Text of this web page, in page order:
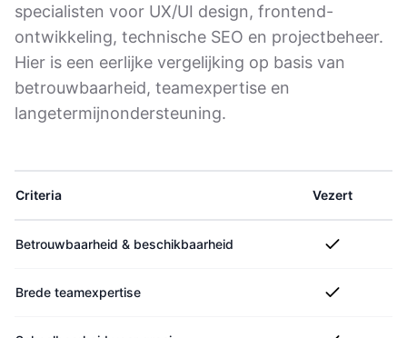
specialisten voor UX/UI design, frontend-
ontwikkeling, technische SEO en projectbeheer.
Hier is een eerlijke vergelijking op basis van
betrouwbaarheid, teamexpertise en
langetermijnondersteuning.
Criteria Vezert
Betrouwbaarheid & beschikbaarheid
Brede teamexpertise